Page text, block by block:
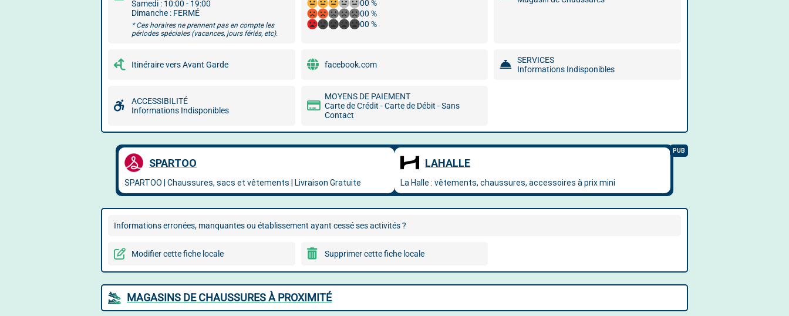
Samedi : 10:00 - 19:00
Dimanche : FERMÉ
* Ces horaires ne prennent pas en compte les
périodes spéciales (vacances, jours fériés, etc).
00 %
00 %
00 %
Itinéraire vers Avant Garde facebook.com
SERVICES
Informations Indisponibles
ACCESSIBILITÉ
Informations Indisponibles
MOYENS DE PAIEMENT
Carte de Crédit - Carte de Débit - Sans
Contact
Informations erronées, manquantes ou établissement ayant cessé ses activités ?
Modifier cette fiche locale Supprimer cette fiche locale
MAGASINS DE CHAUSSURES À PROXIMITÉ